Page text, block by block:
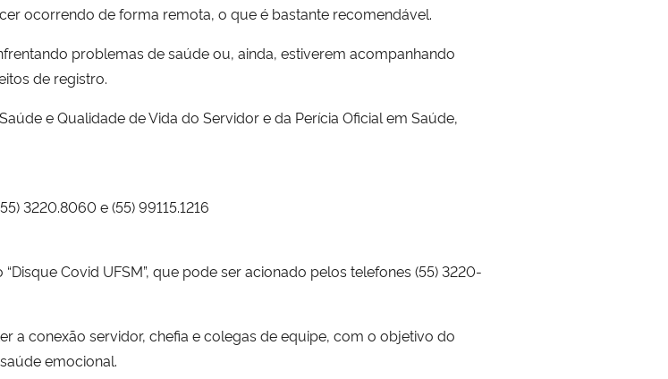
ocorrendo de forma remota, o que é bastante recomendável.
problemas de saúde ou, ainda, estiverem acompanhando
de registro.
e Qualidade de Vida do Servidor e da Perícia Oficial em Saúde,
3220.8060 e (55) 99115.1216
Covid UFSM”, que pode ser acionado pelos telefones (55) 3220-
a conexão servidor, chefia e colegas de equipe, com o objetivo do
emocional.